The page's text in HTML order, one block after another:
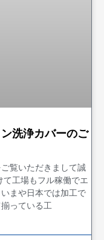
洗浄カバーのご
覧いただきまして誠
工場もフル稼働でエ
まや日本では加工で
っている工